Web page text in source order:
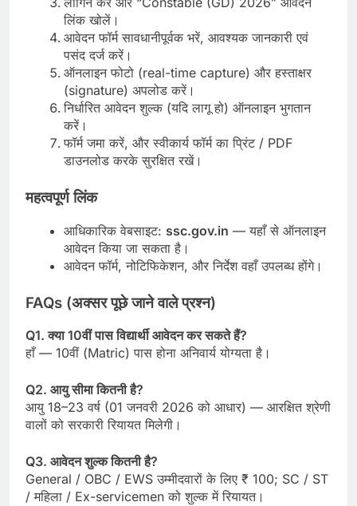
लिंक खोलें।
आवेदन फॉर्म सावधानीपूर्वक भरें, आवश्यक जानकारी एवं
पसंद दर्ज करें।
ऑनलाइन फोटो (real-time capture) और हस्ताक्षर
(signature) अपलोड करें।
निर्धारित आवेदन शुल्क (यदि लागू हो) ऑनलाइन भुगतान
करें।
फॉर्म जमा करें, और स्वीकार्य फॉर्म का प्रिंट / PDF
डाउनलोड करके सुरक्षित रखें।
महत्वपूर्ण लिंक
आधिकारिक वेबसाइट: ssc.gov.in — यहाँ से ऑनलाइन
आवेदन किया जा सकता है।
आवेदन फॉर्म, नोटिफिकेशन, और निर्देश वहाँ उपलब्ध होंगे।
FAQs (अक्सर पूछे जाने वाले प्रश्न)
Q1. क्या 10वीं पास विद्यार्थी आवेदन कर सकते हैं?
हाँ — 10वीं (Matric) पास होना अनिवार्य योग्यता है।
Q2. आयु सीमा कितनी है?
आयु 18–23 वर्ष (01 जनवरी 2026 को आधार) — आरक्षित श्रेणी
वालों को सरकारी रियायत मिलेगी।
Q3. आवेदन शुल्क कितनी है?
General / OBC / EWS उम्मीदवारों के लिए ₹ 100; SC / ST
/ महिला / Ex-servicemen को शुल्क में रियायत।